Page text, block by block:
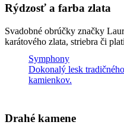
Symphony
Dokonalý lesk
kamienkov.
Rýdzosť a farba zlata
Svadobné obrúčky značky
karátového zlata, striebra či
Drahé kamene